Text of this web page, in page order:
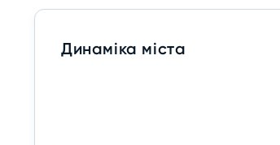
Динаміка міста